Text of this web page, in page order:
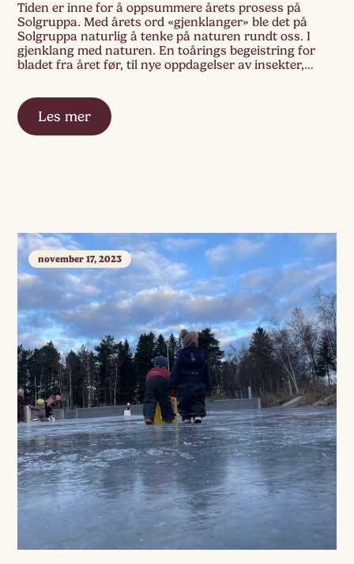
Tiden er inne for å oppsummere årets prosess på
Solgruppa. Med årets ord «gjenklanger» ble det på
Solgruppa naturlig å tenke på naturen rundt oss. I
gjenklang med naturen. En toårings begeistring for
bladet fra året før, til nye oppdagelser av insekter,
Les mer
november 17, 2023